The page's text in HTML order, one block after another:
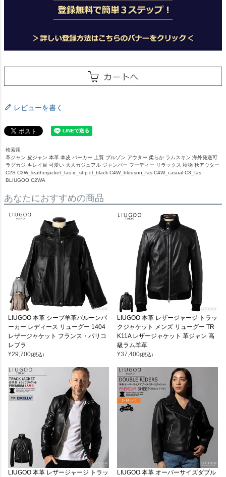
レビューを書く
検索用
革ジャン 皮ジャン 本革 本皮 パーカー 上質 ブルゾン アウター 柔らか ラムスキン 海外発送可
ラグカジ キレイ目 可愛い 大人カジュアル ジャンパー フーディー リラックス 秋物 秋アウター
C2S C3W_leatherjacket_fas ic_shp cl_black C4W_blouson_fas C4W_casual C3_fas
BLIUGOO C2WA
あなたにおすすめの商品
LIUGOO 本革 シープ羊革バルーンパ
ーカー レディース リューグー 1404
レザージャケット フランス・パリコ
レブラ
¥29,700(税込)
LIUGOO 本革 レザージャージ トラッ
クジャケット メンズ リューグー TR
K11A レザージャケット 革ジャン 高
級ラム羊革
¥37,400(税込)
LIUGOO 本革 レザージャージ トラッ
LIUGOO 本革 オーバーサイズダブル